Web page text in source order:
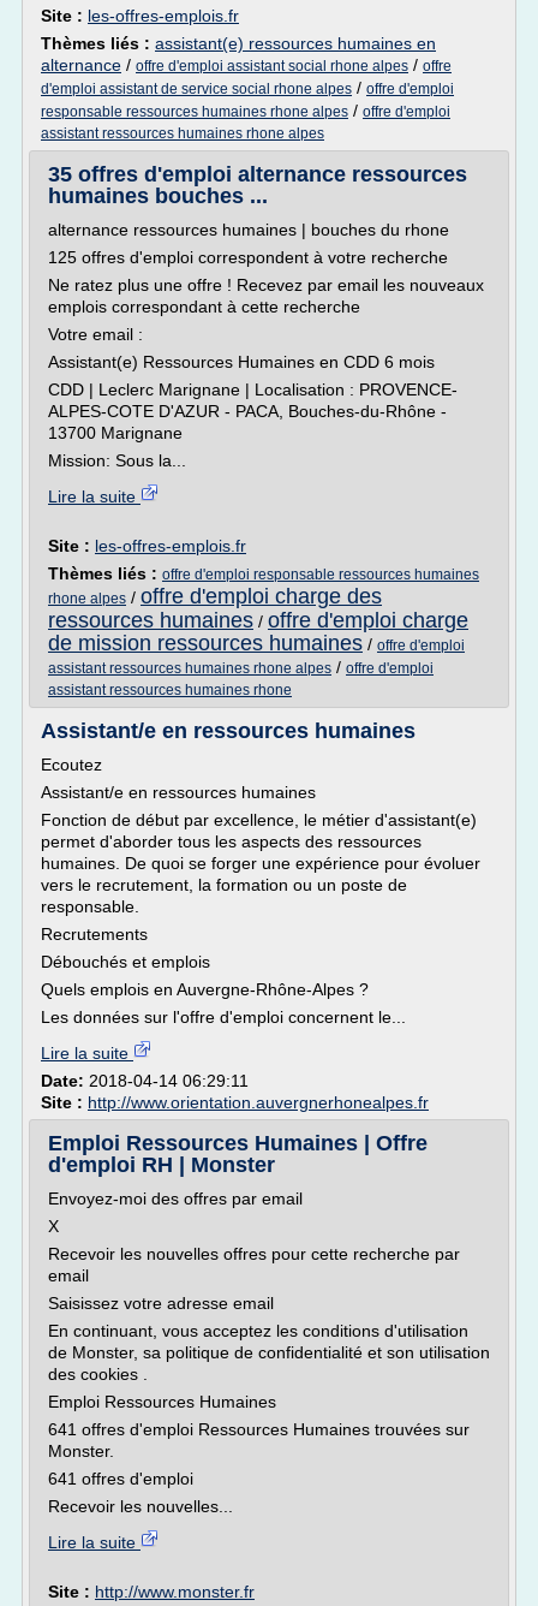
Site : les-offres-emplois.fr
Thèmes liés : assistant(e) ressources humaines en
alternance / offre d'emploi assistant social rhone alpes / offre
d'emploi assistant de service social rhone alpes / offre d'emploi
responsable ressources humaines rhone alpes / offre d'emploi
assistant ressources humaines rhone alpes
35 offres d'emploi alternance ressources
humaines bouches ...
alternance ressources humaines | bouches du rhone
125 offres d'emploi correspondent à votre recherche
Ne ratez plus une offre ! Recevez par email les nouveaux
emplois correspondant à cette recherche
Votre email :
Assistant(e) Ressources Humaines en CDD 6 mois
CDD | Leclerc Marignane | Localisation : PROVENCE-
ALPES-COTE D'AZUR - PACA, Bouches-du-Rhône -
13700 Marignane
Mission: Sous la...
Lire la suite
Site : les-offres-emplois.fr
Thèmes liés : offre d'emploi responsable ressources humaines
rhone alpes / offre d'emploi charge des
ressources humaines / offre d'emploi charge
de mission ressources humaines / offre d'emploi
assistant ressources humaines rhone alpes / offre d'emploi
assistant ressources humaines rhone
Assistant/e en ressources humaines
Ecoutez
Assistant/e en ressources humaines
Fonction de début par excellence, le métier d'assistant(e)
permet d'aborder tous les aspects des ressources
humaines. De quoi se forger une expérience pour évoluer
vers le recrutement, la formation ou un poste de
responsable.
Recrutements
Débouchés et emplois
Quels emplois en Auvergne-Rhône-Alpes ?
Les données sur l'offre d'emploi concernent le...
Lire la suite
Date: 2018-04-14 06:29:11
Site : http://www.orientation.auvergnerhonealpes.fr
Emploi Ressources Humaines | Offre
d'emploi RH | Monster
Envoyez-moi des offres par email
X
Recevoir les nouvelles offres pour cette recherche par
email
Saisissez votre adresse email
En continuant, vous acceptez les conditions d'utilisation
de Monster, sa politique de confidentialité et son utilisation
des cookies .
Emploi Ressources Humaines
641 offres d'emploi Ressources Humaines trouvées sur
Monster.
641 offres d'emploi
Recevoir les nouvelles...
Lire la suite
Site : http://www.monster.fr